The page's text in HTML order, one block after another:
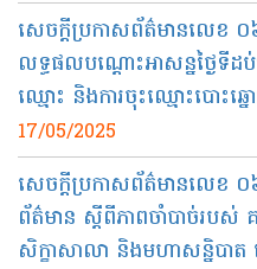
សេចក្តីប្រកាសព័ត៌មានលេខ
លទ្ធផលបណ្តោះអាសន្នថ្ងៃទីដ
ឈ្មោះ និងការចុះឈ្មោះបោះឆ្ន
17/05/2025
សេចក្តីប្រកាសព័ត៌មានលេខ
ព័ត៌មាន ស្តីពីភាពចាំបាច់របស់
សិក្ខាសាលា និងមហាសន្និប